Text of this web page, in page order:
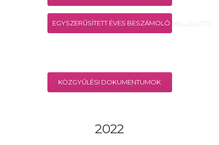
EGYSZERŰSÍTETT ÉVES BESZÁMOLÓ MELLÉKLETE
KÖZGYŰLÉSI DOKUMENTUMOK
2022